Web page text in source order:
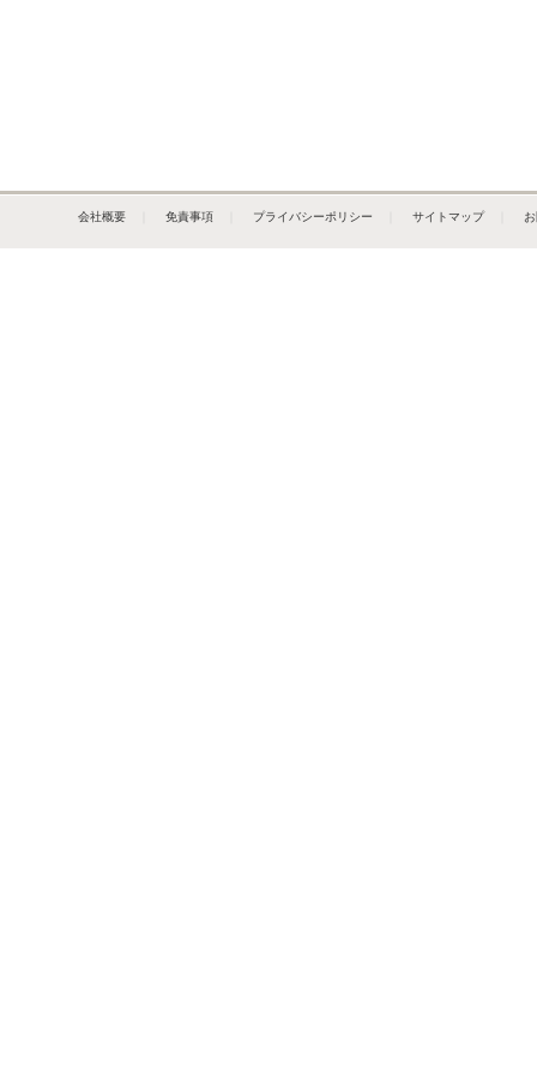
会社概要 免責事項 プライバシーポリシー サイトマップ｜